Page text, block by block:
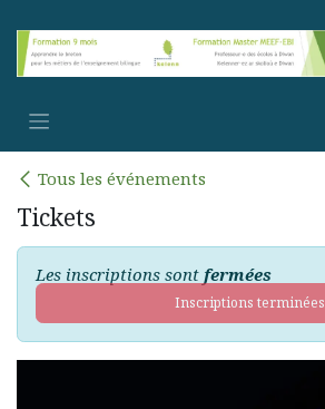
Tous les événements
Tickets
Les inscriptions sont fermées
Inscriptions terminées